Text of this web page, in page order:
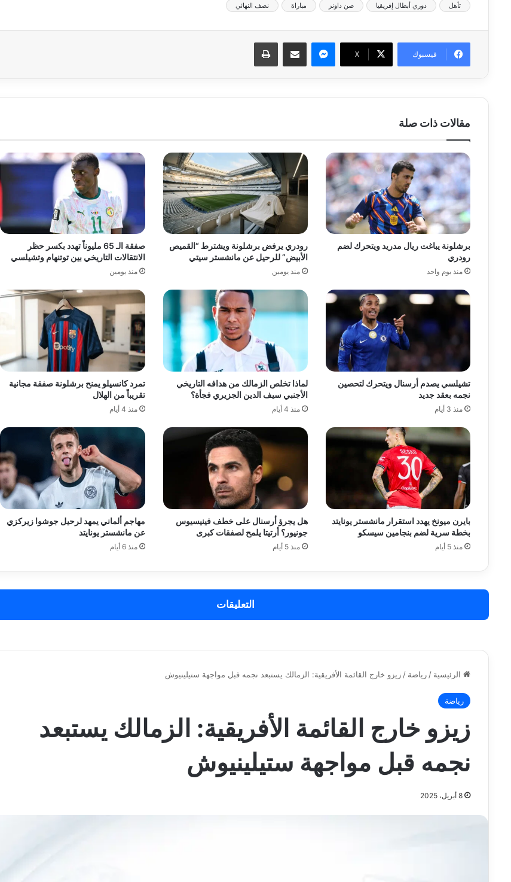
تأهل
دوري أبطال إفريقيا صن داونز مباراة نصف النهائي
فيسبوك ‫X
ماسنجر مشاركة عبر البريد طباعة
مقالات ذات صلة
برشلونة يباغت ريال مدريد ويتحرك لضم
رودري
منذ يوم واحد
رودري يرفض برشلونة ويشترط “القميص
الأبيض” للرحيل عن مانشستر سيتي
منذ يومين
صفقة الـ 65 مليوناً تهدد بكسر حظر
الانتقالات التاريخي بين توتنهام وتشيلسي
منذ يومين
تشيلسي يصدم أرسنال ويتحرك لتحصين
نجمه بعقد جديد
منذ 3 أيام
لماذا تخلص الزمالك من هدافه التاريخي
الأجنبي سيف الدين الجزيري فجأة؟
منذ 4 أيام
تمرد كانسيلو يمنح برشلونة صفقة مجانية
تقريباً من الهلال
منذ 4 أيام
بايرن ميونخ يهدد استقرار مانشستر يونايتد
بخطة سرية لضم بنجامين سيسكو
منذ 5 أيام
هل يجرؤ أرسنال على خطف فينيسيوس
جونيور؟ أرتيتا يلمح لصفقات كبرى
منذ 5 أيام
مهاجم ألماني يمهد لرحيل جوشوا زيركزي
عن مانشستر يونايتد
منذ 6 أيام
التعليقات